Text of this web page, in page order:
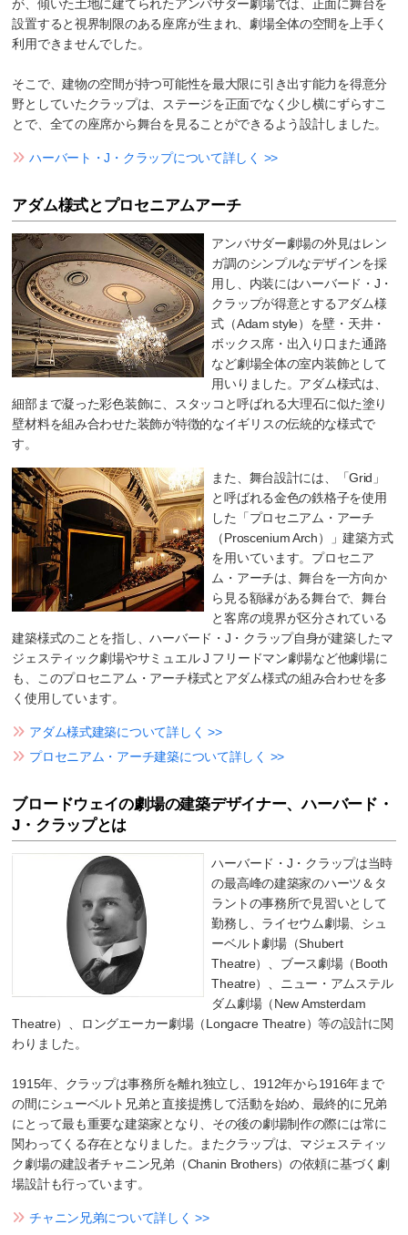
が、傾いた土地に建てられたアンバサダー劇場では、正面に舞台を
設置すると視界制限のある座席が生まれ、劇場全体の空間を上手く
利用できませんでした。
そこで、建物の空間が持つ可能性を最大限に引き出す能力を得意分
野としていたクラップは、ステージを正面でなく少し横にずらすこ
とで、全ての座席から舞台を見ることができるよう設計しました。
ハーバート・J・クラップについて詳しく >>
アダム様式とプロセニアムアーチ
アンバサダー劇場の外見はレン
ガ調のシンプルなデザインを採
用し、内装にはハーバード・J・
クラップが得意とするアダム様
式（Adam style）を壁・天井・
ボックス席・出入り口また通路
など劇場全体の室内装飾として
用いりました。アダム様式は、
細部まで凝った彩色装飾に、スタッコと呼ばれる大理石に似た塗り
壁材料を組み合わせた装飾が特徴的なイギリスの伝統的な様式で
す。
また、舞台設計には、「Grid」
と呼ばれる金色の鉄格子を使用
した「プロセニアム・アーチ
（Proscenium Arch）」建築方式
を用いています。プロセニア
ム・アーチは、舞台を一方向か
ら見る額縁がある舞台で、舞台
と客席の境界が区分されている
建築様式のことを指し、ハーバード・J・クラップ自身が建築したマ
ジェスティック劇場やサミュエル J フリードマン劇場など他劇場に
も、このプロセニアム・アーチ様式とアダム様式の組み合わせを多
く使用しています。
アダム様式建築について詳しく >>
プロセニアム・アーチ建築について詳しく >>
ブロードウェイの劇場の建築デザイナー、ハーバード・
J・クラップとは
ハーバード・J・クラップは当時
の最高峰の建築家のハーツ＆タ
ラントの事務所で見習いとして
勤務し、ライセウム劇場、シュ
ーベルト劇場（Shubert
Theatre）、ブース劇場（Booth
Theatre）、ニュー・アムステル
ダム劇場（New Amsterdam
Theatre）、ロングエーカー劇場（Longacre Theatre）等の設計に関
わりました。
1915年、クラップは事務所を離れ独立し、1912年から1916年まで
の間にシューベルト兄弟と直接提携して活動を始め、最終的に兄弟
にとって最も重要な建築家となり、その後の劇場制作の際には常に
関わってくる存在となりました。またクラップは、マジェスティッ
ク劇場の建設者チャニン兄弟（Chanin Brothers）の依頼に基づく劇
場設計も行っています。
チャニン兄弟について詳しく >>